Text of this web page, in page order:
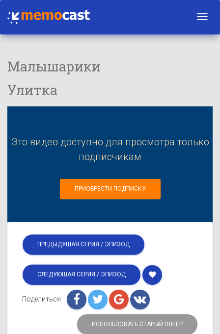
Малышарики
Улитка
Это видео доступно для просмотра только
подписчикам
ПРИОБРЕСТИ ПОДПИСКУ
ПРЕДЫДУЩАЯ СЕРИЯ / ЭПИЗОД
СЛЕДУЮЩАЯ СЕРИЯ / ЭПИЗОД favorite
Поделиться
ИСПОЛЬЗОВАТЬ СТАРЫЙ ПЛЕЕР